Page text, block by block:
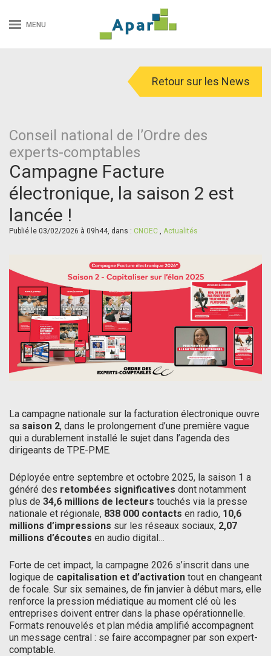
MENU
Retour sur les News
Conseil national de l’Ordre des
experts-comptables
Campagne Facture
électronique, la saison 2 est
lancée !
Publié le 03/02/2026 à 09h44, dans : CNOEC , Actualités
La campagne nationale sur la facturation électronique ouvre
sa saison 2, dans le prolongement d’une première vague
qui a durablement installé le sujet dans l’agenda des
dirigeants de TPE-PME.
Déployée entre septembre et octobre 2025, la saison 1 a
généré des retombées significatives dont notamment
plus de 34,6 millions de lecteurs touchés via la presse
nationale et régionale, 838 000 contacts en radio, 10,6
millions d’impressions sur les réseaux sociaux, 2,07
millions d’écoutes en audio digital…
Forte de cet impact, la campagne 2026 s’inscrit dans une
logique de capitalisation et d’activation tout en changeant
de focale. Sur six semaines, de fin janvier à début mars, elle
renforce la pression médiatique au moment clé où les
entreprises doivent entrer dans la phase opérationnelle.
Formats renouvelés et plan média amplifié accompagnent
un message central : se faire accompagner par son expert-
comptable.